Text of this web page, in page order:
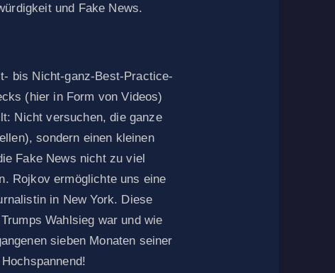
und Fake News.
bis Nicht-ganz-Best-Practice-
(hier in Form von Videos)
Nicht versuchen, die ganze
sondern einen kleinen
Fake News nicht zu viel
Rojkov ermöglichte uns eine
in New York. Diese
Wahlsieg war und wie
sieben Monaten seiner